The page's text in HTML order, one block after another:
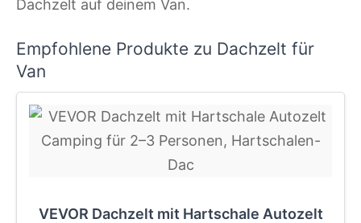
Dachzelt auf deinem Van.
Empfohlene Produkte zu Dachzelt für
Van
VEVOR Dachzelt mit Hartschale Autozelt